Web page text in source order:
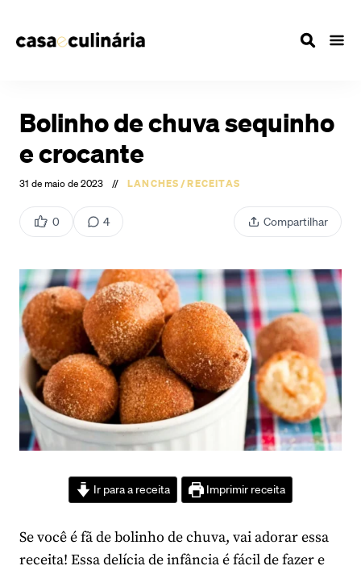
Bolinho de chuva sequinho
e crocante
31 de maio de 2023 // LANCHES/RECEITAS
0 4 Compartilhar
Ir para a receita Imprimir receita
Se você é fã de bolinho de chuva, vai adorar essa
receita! Essa delícia de infância é fácil de fazer e